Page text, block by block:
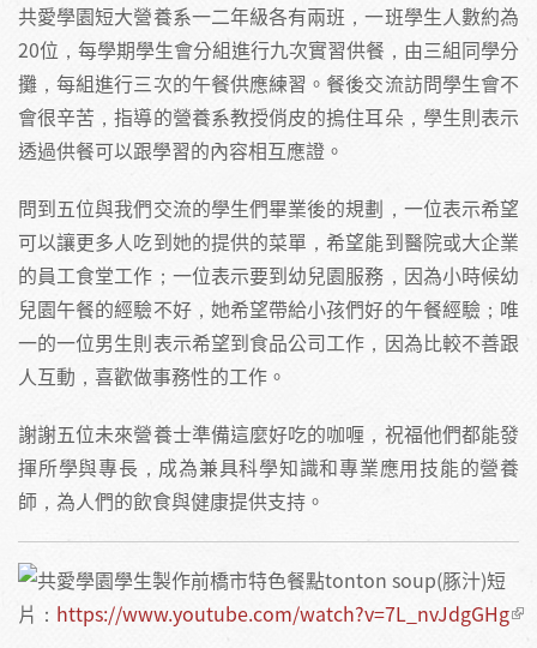
共愛學園短大營養系一二年級各有兩班，一班學生人數約為
20位，每學期學生會分組進行九次實習供餐，由三組同學分
攤，每組進行三次的午餐供應練習。餐後交流訪問學生會不
會很辛苦，指導的營養系教授俏皮的摀住耳朵，學生則表示
透過供餐可以跟學習的內容相互應證。
問到五位與我們交流的學生們畢業後的規劃，一位表示希望
可以讓更多人吃到她的提供的菜單，希望能到醫院或大企業
的員工食堂工作；一位表示要到幼兒園服務，因為小時候幼
兒園午餐的經驗不好，她希望帶給小孩們好的午餐經驗；唯
一的一位男生則表示希望到食品公司工作，因為比較不善跟
人互動，喜歡做事務性的工作。
謝謝五位未來營養士準備這麼好吃的咖喱，祝福他們都能發
揮所學與專長，成為兼具科學知識和專業應用技能的營養
師，為人們的飲食與健康提供支持。
共愛學園學生製作前橋市特色餐點tonton soup(豚汁)短
片： https://www.youtube.com/watch?v=7L_nvJdgGHg